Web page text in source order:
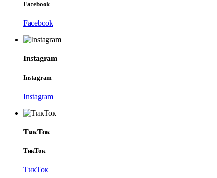
Facebook
Facebook
Instagram
Instagram
Instagram
ТикТок
ТикТок
ТикТок